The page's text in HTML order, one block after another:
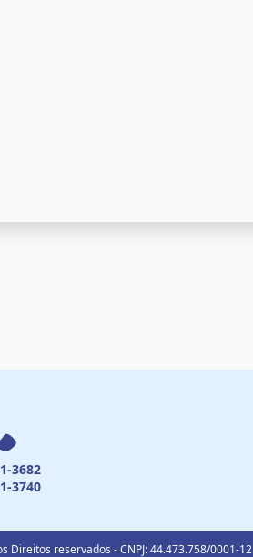
3682
3740
Direitos reservados - CNPJ: 44.473.758/0001-12